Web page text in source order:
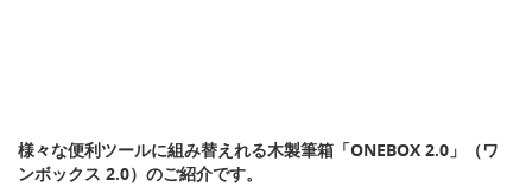
様々な便利ツールに組み替えれる木製筆箱「ONEBOX 2.0」（ワ
ンボックス 2.0）のご紹介です。